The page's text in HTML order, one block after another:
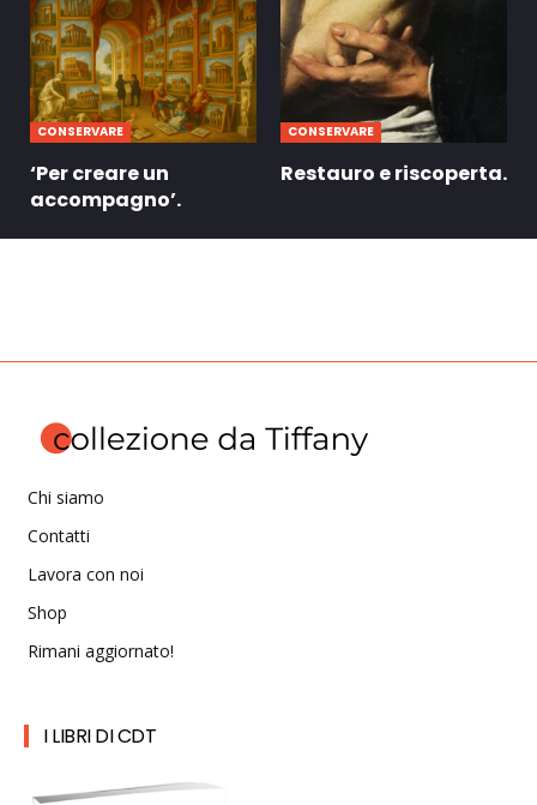
CONSERVARE
‘Per creare un
accompagno’.
CONSERVARE
Restauro e riscoperta.
Chi siamo
Contatti
Lavora con noi
Shop
Rimani aggiornato!
I LIBRI DI CDT